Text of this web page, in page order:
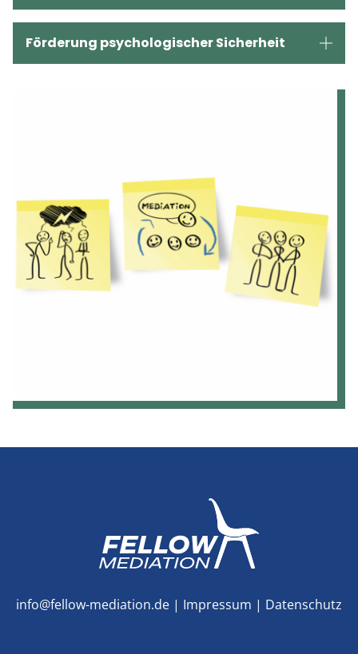
Förderung psychologischer Sicherheit
info@fellow-mediation.de | Impressum | Datenschutz